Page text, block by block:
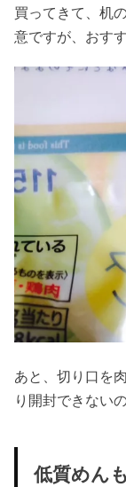
買ってきて、机
意ですが、おす
あと、切り口を
り開封できない
低質めん